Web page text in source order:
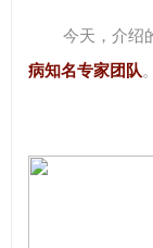
今天，介绍
病知名专家团队。